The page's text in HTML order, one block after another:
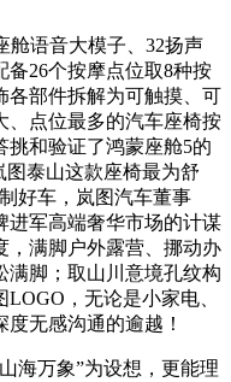
语音大模子、32扬声
26个按摩点位取8种按
各部件拆解为可触摸、可
、点位最多的汽车座椅按
挑和验证了鸿蒙座舱5的
图泰山这款座椅最为舒
好车，岚图汽车董事
进军高端奢华市场的计谋
，满脚户外露营、挪动办
满脚；取山川意境孔纹构
，无论是小家电、
无感沟通的逾越！
万象”为设想，更能理